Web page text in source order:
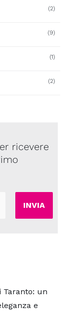
(2)
(9)
(1)
(2)
ricevere
Taranto: un
e